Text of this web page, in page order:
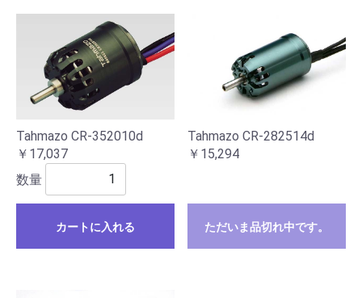
Tahmazo CR-352010d
￥17,037
数量
カートに入れる
Tahmazo CR-282514d
￥15,294
ただいま品切れ中です。